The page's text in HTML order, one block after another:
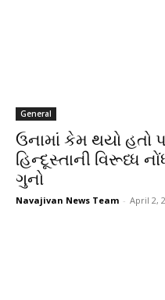
General
ઉનામાં કેમ થયો હતો
હિન્દૂસ્તાની વિરૂધ્ધ
ગુનો
Navajivan News Team - April 2,